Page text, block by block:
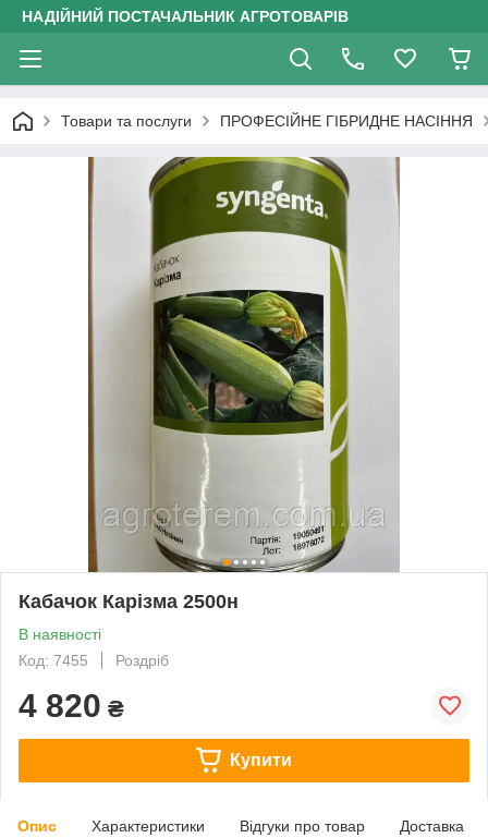
НАДІЙНИЙ ПОСТАЧАЛЬНИК АГРОТОВАРІВ
Товари та послуги ПРОФЕСІЙНЕ ГІБРИДНЕ НАСІННЯ
Кабачок Карізма 2500н
В наявності
Код: 7455
Роздріб
4 820 ₴
Купити
Опис Характеристики Відгуки про товар Доставка